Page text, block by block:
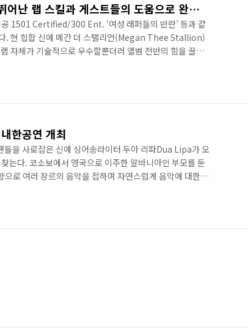
MEGAN THEE STALLION, 뛰어난 랩 스킬과 게스트들의 도움으로 완성한 ‘외상(外傷)매거진
1501 Certified/300 Ent. ‘여성 래퍼들의 반란’ 등과 같
. 현 힙합 신에 메간 더 스탤리언(Megan Thee Stallion)
자체가 기술적으로 우수할뿐더러 앨범 전반의 힘을 끌어
2집 앨범 [Traumazine]은 거기에 트랩을 자유자재로 갖
상태이기 때문이다. ..
한공연 개최
들을 사로잡은 신예 싱어송라이터 두아 리파Dua Lipa가 오
는다. 코소보에서 영국으로 이주한 알바니아인 부모를 둔
로 여러 장르의 음악을 접하며 자연스럽게 음악에 대한
제를 불러일으키면서 데뷔의 기회를 잡게 된다. 중성적인
데뷔 싱글 ‘New Love’에 이어 발표된 두 번째 싱글 ‘Be